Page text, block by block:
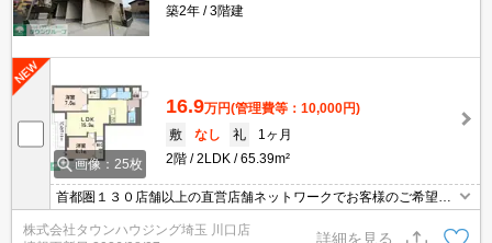
築2年
3階建
画像：25枚
16.9万円(管理費等：10,000円)
敷
なし 礼
1ヶ月
2階
2LDK 65.39m²
首都圏１３０店舗以上の直営店舗ネットワークでお客様のご希望に
合ったお部屋をお探しさせて頂きます☆賃貸市場に出ている情報を
まとめてご紹介☆何でもご相談下さい♪
株式会社タウンハウジング埼玉 川口店
詳細を見る